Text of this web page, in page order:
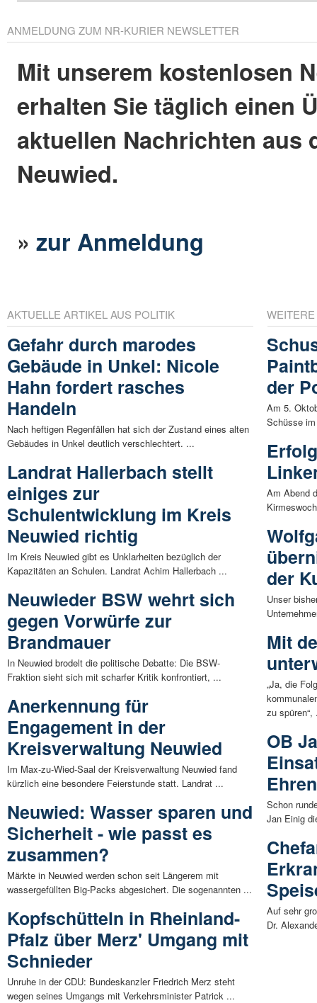
ANMELDUNG ZUM NR-KURIER NEWSLETTER
Mit unserem kostenlosen
erhalten Sie täglich einen
aktuellen Nachrichten aus
Neuwied.
»zur Anmeldung
AKTUELLE ARTIKEL AUS POLITIK
Gefahr durch marodes
Gebäude in Unkel: Nicole
Hahn fordert rasches
Handeln
Nach heftigen Regenfällen hat sich der Zustand eines alten
Gebäudes in Unkel deutlich verschlechtert. ...
Landrat Hallerbach stellt
einiges zur
Schulentwicklung im Kreis
Neuwied richtig
Im Kreis Neuwied gibt es Unklarheiten bezüglich der
Kapazitäten an Schulen. Landrat Achim Hallerbach ...
Neuwieder BSW wehrt sich
gegen Vorwürfe zur
Brandmauer
In Neuwied brodelt die politische Debatte: Die BSW-
Fraktion sieht sich mit scharfer Kritik konfrontiert, ...
Anerkennung für
Engagement in der
Kreisverwaltung Neuwied
Im Max-zu-Wied-Saal der Kreisverwaltung Neuwied fand
kürzlich eine besondere Feierstunde statt. Landrat ...
Neuwied: Wasser sparen und
Sicherheit - wie passt es
zusammen?
Märkte in Neuwied werden schon seit Längerem mit
wassergefüllten Big-Packs abgesichert. Die sogenannten ...
Kopfschütteln in Rheinland-
Pfalz über Merz' Umgang mit
Schnieder
Unruhe in der CDU: Bundeskanzler Friedrich Merz steht
wegen seines Umgangs mit Verkehrsminister Patrick ...
der
Am 5.
Schüsse
Am Abend
der
Unser
Mit
„Ja, die
zu spüren“,
OB
Schon
Jan Einig
Auf sehr
Dr.